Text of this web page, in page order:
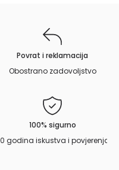
Povrat i reklamacija
Obostrano zadovoljstvo
100% sigurno
godina iskustva i povjerenja